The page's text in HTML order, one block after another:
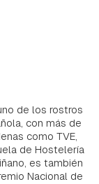
de los rostros
con más de
como TVE,
de Hostelería
es también
Nacional de